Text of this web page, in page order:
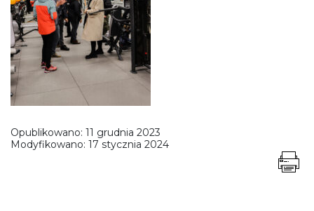
Opublikowano: 11 grudnia 2023
Modyfikowano: 17 stycznia 2024